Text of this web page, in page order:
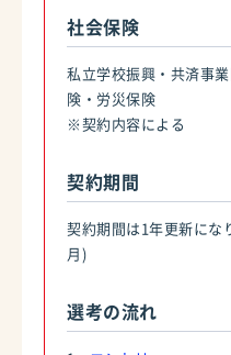
社会保険
私立学校振興・共済事
険・労災保険
※契約内容による
契約期間
契約期間は1年更新にな
月)
選考の流れ